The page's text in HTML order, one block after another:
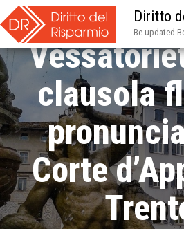
Diritto
Be updated
clausola
Corte